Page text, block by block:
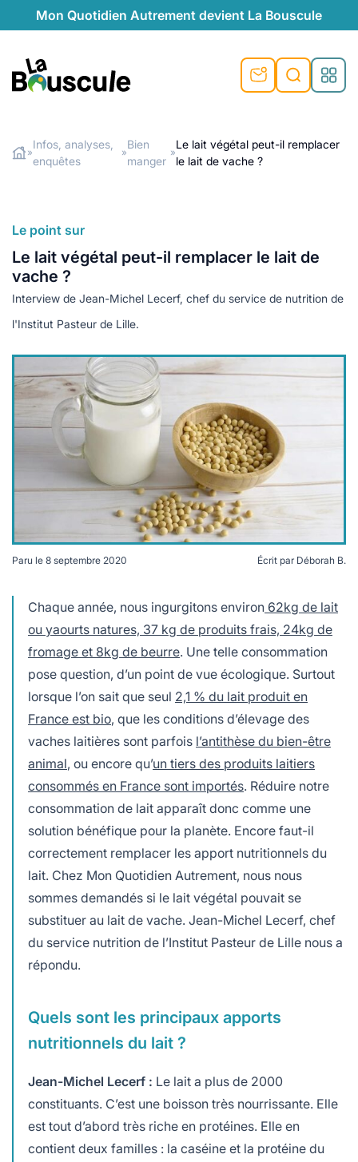
Mon Quotidien Autrement devient La Bouscule
au naturel
végétariennes
locales
plus de recyclage
durables
naturelle
naturel
témoignages
douce
Rechercher
»
Infos, analyses,
enquêtes
»
Bien
manger
»
Le lait végétal peut-il remplacer
le lait de vache ?
Le point sur
Le lait végétal peut-il remplacer le lait de
vache ?
Interview de Jean-Michel Lecerf, chef du service de nutrition de
l'Institut Pasteur de Lille.
végétal.
Paru le 8 septembre 2020 Écrit par Déborah B.
Chaque année, nous ingurgitons environ 62kg de lait
ou yaourts natures, 37 kg de produits frais, 24kg de
fromage et 8kg de beurre. Une telle consommation
pose question, d’un point de vue écologique. Surtout
lorsque l’on sait que seul 2,1 % du lait produit en
France est bio, que les conditions d’élevage des
vaches laitières sont parfois l’antithèse du bien-être
animal, ou encore qu’un tiers des produits laitiers
consommés en France sont importés. Réduire notre
consommation de lait apparaît donc comme une
solution bénéfique pour la planète. Encore faut-il
correctement remplacer les apport nutritionnels du
lait. Chez Mon Quotidien Autrement, nous nous
sommes demandés si le lait végétal pouvait se
substituer au lait de vache. Jean-Michel Lecerf, chef
du service nutrition de l’Institut Pasteur de Lille nous a
répondu.
Quels sont les principaux apports
nutritionnels du lait ?
Jean-Michel Lecerf : Le lait a plus de 2000
constituants. C’est une boisson très nourrissante. Elle
est tout d’abord très riche en protéines. Elle en
contient deux familles : la caséine et la protéine du